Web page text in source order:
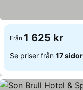
Från 1 625 kr
Se priser från 17 sidor